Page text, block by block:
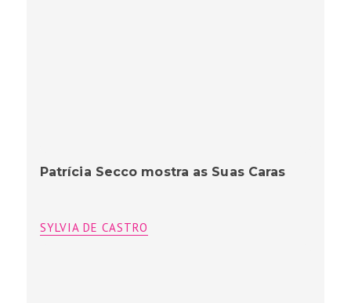
Patrícia Secco mostra as Suas Caras
SYLVIA DE CASTRO